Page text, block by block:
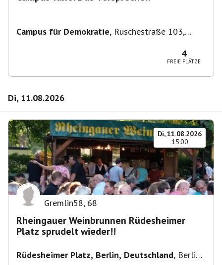
Campus für Demokratie, Ruschestraße 103,
4
FREIE PLÄTZE
Di, 11.08.2026
Di, 11.08.2026
15:00
Gremlin58, 68
Rheingauer Weinbrunnen Rüdesheimer
Platz sprudelt wieder!!
Rüdesheimer Platz, Berlin, Deutschland, Berlin-